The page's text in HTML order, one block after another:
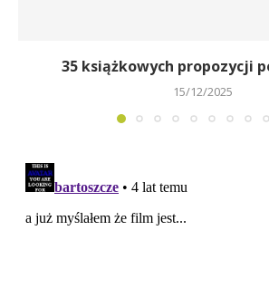
35 książkowych propozycji
15/12/2025